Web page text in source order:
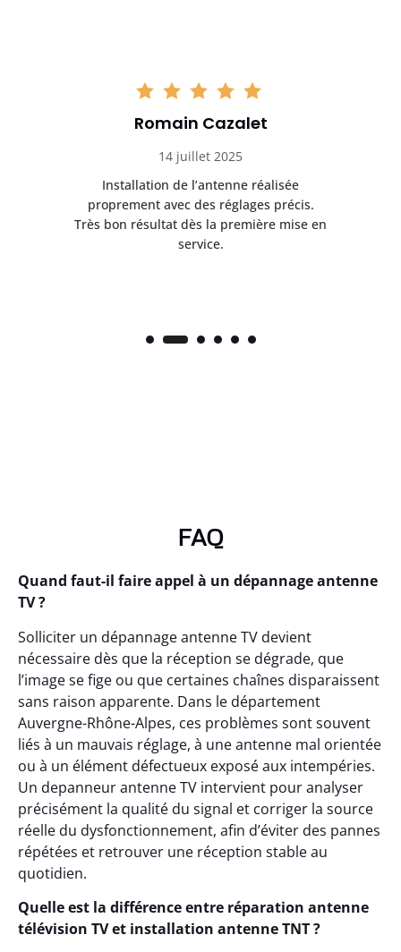
Romain Cazalet
14 juillet 2025
Installation de l’antenne réalisée
proprement avec des réglages précis.
Très bon résultat dès la première mise en
service.
FAQ
Quand faut-il faire appel à un dépannage antenne
TV ?
Solliciter un dépannage antenne TV devient
nécessaire dès que la réception se dégrade, que
l’image se fige ou que certaines chaînes disparaissent
sans raison apparente. Dans le département
Auvergne-Rhône-Alpes, ces problèmes sont souvent
liés à un mauvais réglage, à une antenne mal orientée
ou à un élément défectueux exposé aux intempéries.
Un depanneur antenne TV intervient pour analyser
précisément la qualité du signal et corriger la source
réelle du dysfonctionnement, afin d’éviter des pannes
répétées et retrouver une réception stable au
quotidien.
Quelle est la différence entre réparation antenne
télévision TV et installation antenne TNT ?